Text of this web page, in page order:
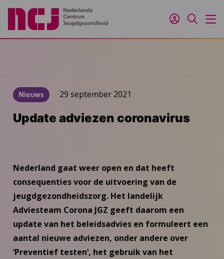
Inloggen
Zoeken
Nieuws 29 september 2021
Update adviezen coronavirus
Nederland gaat weer open en dat heeft
consequenties voor de uitvoering van de
jeugdgezondheidszorg. Het landelijk
Adviesteam Corona JGZ geeft daarom een
update van het beleidsadvies en formuleert een
aantal nieuwe adviezen, onder andere over
‘Preventief testen’, het gebruik van het